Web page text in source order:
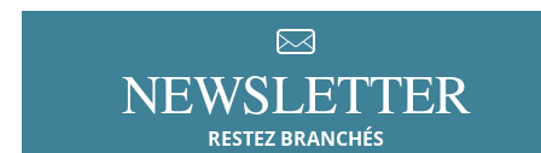
NEWSLETTER
RESTEZ BRANCHÉS